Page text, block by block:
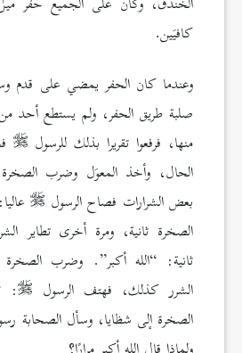
كافيَين.
وعندما كان الحفر يمضي على
صلبة طريق الحفر، ولم يستطع أحد
منها، فرفعوا تقريرا بذلك للرسول
الحال، وأخذ المعوَل وضرب
بعض الشرارات فصاح الرسول
الصخرة ثانية، ومرة أخرى تطاير
ثانية: “الله أكبر”. وضرب الصخرة
الشرر كذلك، فهتف الرسول
:
الصخرة إلى شظايا، وسأل الصحابة